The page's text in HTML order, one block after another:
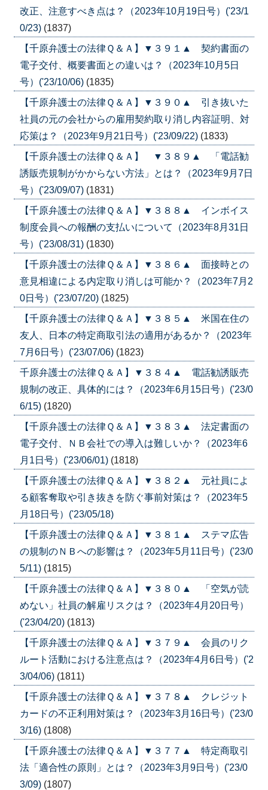
改正、注意すべき点は？（2023年10月19日号）('23/1
0/23) (1837)
【千原弁護士の法律Ｑ＆Ａ】▼３９１▲ 契約書面の
電子交付、概要書面との違いは？（2023年10月5日
号）('23/10/06) (1835)
【千原弁護士の法律Ｑ＆Ａ】▼３９０▲ 引き抜いた
社員の元の会社からの雇用契約取り消し内容証明、対
応策は？（2023年9月21日号）('23/09/22) (1833)
【千原弁護士の法律Ｑ＆Ａ】 ▼３８９▲ 「電話勧
誘販売規制がかからない方法」とは？（2023年9月7日
号）('23/09/07) (1831)
【千原弁護士の法律Ｑ＆Ａ】▼３８８▲ インボイス
制度会員への報酬の支払いについて（2023年8月31日
号）('23/08/31) (1830)
【千原弁護士の法律Ｑ＆Ａ】▼３８６▲ 面接時との
意見相違による内定取り消しは可能か？（2023年7月2
0日号）('23/07/20) (1825)
【千原弁護士の法律Ｑ＆Ａ】▼３８５▲ 米国在住の
友人、日本の特定商取引法の適用があるか？（2023年
7月6日号）('23/07/06) (1823)
千原弁護士の法律Ｑ＆Ａ】▼３８４▲ 電話勧誘販売
規制の改正、具体的には？（2023年6月15日号）('23/0
6/15) (1820)
【千原弁護士の法律Ｑ＆Ａ】▼３８３▲ 法定書面の
電子交付、ＮＢ会社での導入は難しいか？（2023年6
月1日号）('23/06/01) (1818)
【千原弁護士の法律Ｑ＆Ａ】▼３８２▲ 元社員によ
る顧客奪取や引き抜きを防ぐ事前対策は？（2023年5
月18日号）('23/05/18)
【千原弁護士の法律Ｑ＆Ａ】▼３８１▲ ステマ広告
の規制のＮＢへの影響は？（2023年5月11日号）('23/0
5/11) (1815)
【千原弁護士の法律Ｑ＆Ａ】▼３８０▲ 「空気が読
めない」社員の解雇リスクは？（2023年4月20日号）
('23/04/20) (1813)
【千原弁護士の法律Ｑ＆Ａ】▼３７９▲ 会員のリク
ルート活動における注意点は？（2023年4月6日号）('2
3/04/06) (1811)
【千原弁護士の法律Ｑ＆Ａ】▼３７８▲ クレジット
カードの不正利用対策は？（2023年3月16日号）('23/0
3/16) (1808)
【千原弁護士の法律Ｑ＆Ａ】▼３７７▲ 特定商取引
法「適合性の原則」とは？（2023年3月9日号）('23/0
3/09) (1807)